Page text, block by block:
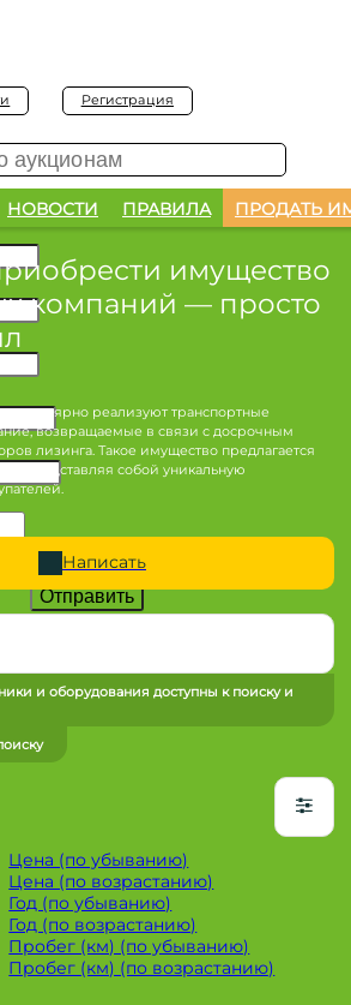
Регистрация
НОВОСТИ ПРАВИЛА ПРОДАТЬ
имущество
компаний — просто
регулярно реализуют транспортные
возвращаемые в связи с досрочным
лизинга. Такое имущество предлагается
представляя собой уникальную
Написать
Цена (по убыванию)
Цена (по возрастанию)
Год (по убыванию)
Год (по возрастанию)
Пробег (км) (по убыванию)
Пробег (км) (по возрастанию)
и оборудования доступны к поиску и
покупку изъятого а/м
Отправить